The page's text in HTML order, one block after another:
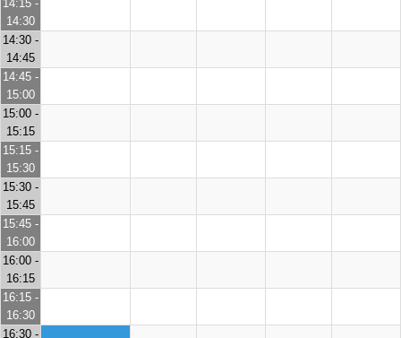
14:15 -
14:30
14:30 -
14:45
14:45 -
15:00
15:00 -
15:15
15:15 -
15:30
15:30 -
15:45
15:45 -
16:00
16:00 -
16:15
16:15 -
16:30
16:30 -